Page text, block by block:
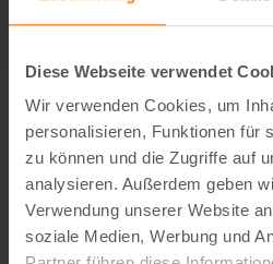
Diese Webseite verwendet
Wir verwenden Cookies, um
personalisieren, Funktionen für
zu können und die Zugriffe auf
analysieren. Außerdem geben
Verwendung unserer Website
soziale Medien, Werbung und